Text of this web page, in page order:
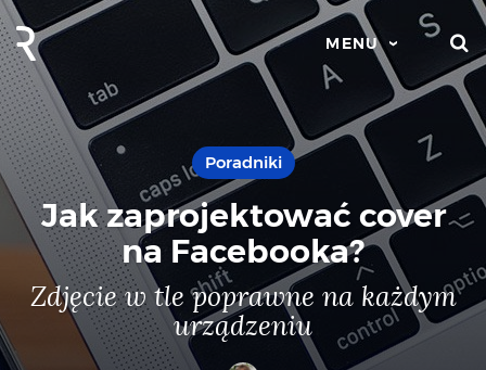
MENU
Poradniki
Jak zaprojektować cover
na Facebooka?
Zdjęcie w tle poprawne na każdym
urządzeniu